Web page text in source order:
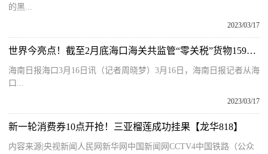
的黑...
2023/03/17
世界今亮点！截至2月底海口海关共监管“零关税”货物159亿元
海南日报海口3月16日讯（记者周晓梦）3月16日，海南日报记者从海
口...
2023/03/17
新一轮消费券10点开抢！三亚榴莲成功挂果【龙华818】
内容来源|央视新闻人民网新华网中国新闻网CCTV4中国铁路（公众